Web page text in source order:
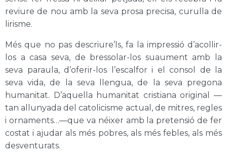
reviure de nou amb la seva prosa precisa, curulla de
lirisme.
Més que no pas descriure’ls, fa la impressió d’acollir-
los a casa seva, de bressolar-los suaument amb la
seva paraula, d’oferir-los l’escalfor i el consol de la
seva vida, de la seva llengua, de la seva pregona
humanitat. D’aquella humanitat cristiana original —
tan allunyada del catolicisme actual, de mitres, regles
i ornaments…—que va néixer amb la pretensió de fer
costat i ajudar als més pobres, als més febles, als més
desventurats.